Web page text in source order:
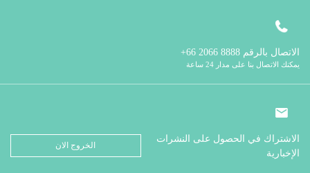
الاتصال بالرقم
يمكنك الاتصال بنا على مدار 24 ساعة
الاشتراك في الحصول على النشرات
الإخبارية
الخروج الان